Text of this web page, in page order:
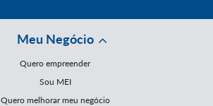
Meu Negócio
Quero empreender
Sou MEI
Quero melhorar meu negócio